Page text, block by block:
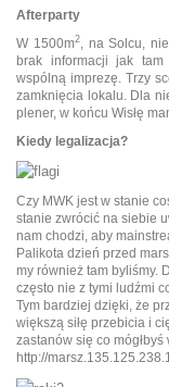
Afterparty
W 1500m2, na Solcu,
brak informacji jak
wspólną imprezę. Trzy
zamknięcia lokalu. Dla
plener, w końcu Wisłę
Kiedy legalizacja?
Czy MWK jest w stanie
stanie zwrócić na siebie
nam chodzi, aby
Palikota dzień przed
my również tam byliśmy.
często nie z tymi ludźmi
Tym bardziej dzięki, że
większą siłę przebicia i
zastanów się co
http://